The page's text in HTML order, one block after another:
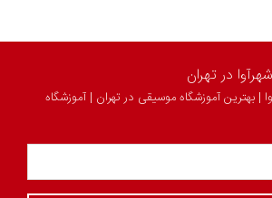
در تهران
| بهترین آموزشگاه موسیقی در تهران | آموزشگاه